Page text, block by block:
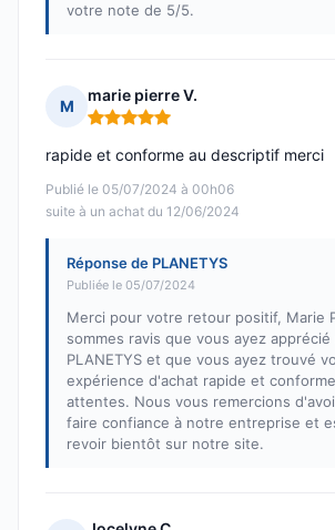
votre note de 5/5.
M
marie pierre V.
Note : 5 sur 5
Publié le 05/07/2024 à 00h06
suite à un achat du 12/06/2024
rapide et conforme au descriptif merci
Réponse de PLANETYS
Publiée le 05/07/2024
Merci pour votre retour positif, Marie
sommes ravis que vous ayez
PLANETYS et que vous ayez trouvé
expérience d'achat rapide et
attentes. Nous vous remercions
faire confiance à notre entreprise et
revoir bientôt sur notre site.